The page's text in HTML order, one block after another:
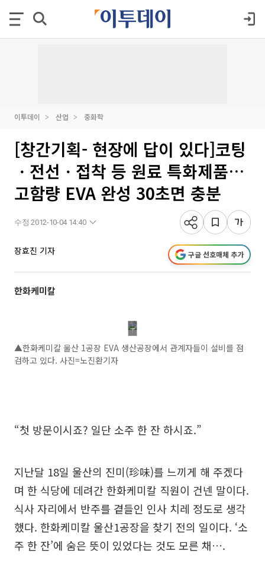
이투데이 산업 중화학
[창간기획- 현장에 답이 있다]코팅
ㆍ전선ㆍ접착 등 원료 특화제품…
고함량 EVA 완성 30초면 충분
수정 2012-10-04 14:40
장효진 기자 구글 선호매체 추가
한화케미칼
▲한화케미칼 울산 1공장 EVA 생산공장에서 관계자들이 설비를 점
검하고 있다. 사진=노진환기자
“첫 방문이시죠? 일단 소주 한 잔 하시죠.”
지난달 18일 울산의 진미(珍味)를 느끼게 해 주겠다
며 한 식당에 데려간 한화케미칼 직원이 건넨 말이다.
식사 자리에서 반주를 곁들인 인사 치레 정도로 생각
했다. 한화케미칼 울산1공장을 찾기 전의 일이다. ‘소
주 한 잔’에 숨은 뜻이 있었다는 것도 모른 채….